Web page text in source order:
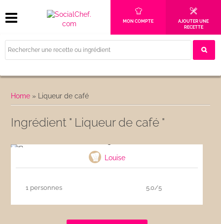
MON COMPTE
AJOUTER UNE
RECETTE
Home » Liqueur de café
Ingrédient " Liqueur de café "
Louise
1 personnes 5.0/5